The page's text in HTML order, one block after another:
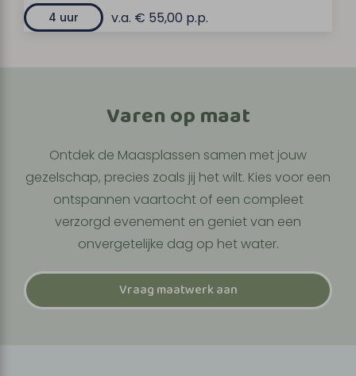
4 uur
v.a. € 55,00 p.p.
Varen op maat
Ontdek de Maasplassen samen met jouw
gezelschap, precies zoals jij het wilt. Kies voor een
ontspannen vaartocht of een compleet
verzorgd evenement en geniet van een
onvergetelijke dag op het water.
Vraag maatwerk aan